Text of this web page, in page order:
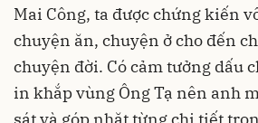
Mai Công, ta được chứng kiến
chuyện ăn, chuyện ở cho đến
chuyện đời. Có cảm tưởng dấu
in khắp vùng Ông Tạ nên anh